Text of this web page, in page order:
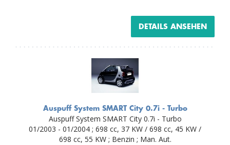
DETAILS ANSEHEN
Auspuff System SMART City 0.7i - Turbo
Auspuff System SMART City 0.7i - Turbo
01/2003 - 01/2004 ; 698 cc, 37 KW / 698 cc, 45 KW /
698 cc, 55 KW ; Benzin ; Man. Aut.